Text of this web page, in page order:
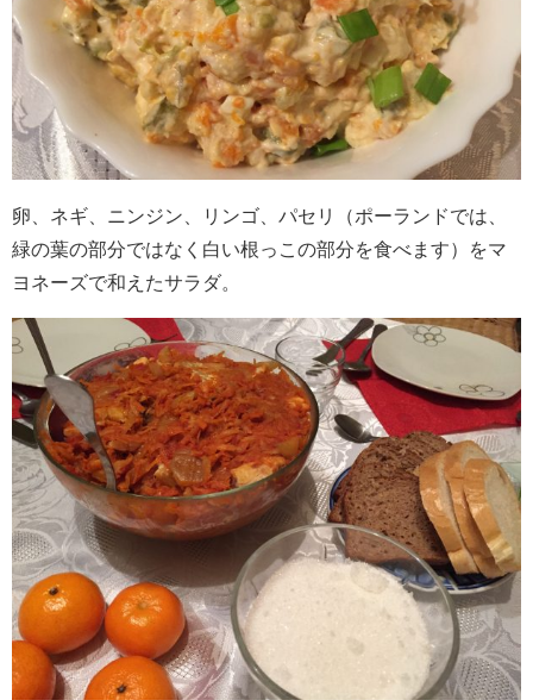
卵、ネギ、ニンジン、リンゴ、パセリ（ポーランドでは、
緑の葉の部分ではなく白い根っこの部分を食べます）をマ
ヨネーズで和えたサラダ。